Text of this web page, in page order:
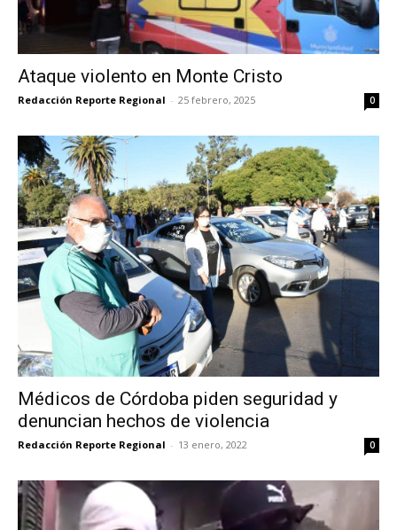
Ataque violento en Monte Cristo
Redacción Reporte Regional - 25 febrero, 2025 0
Médicos de Córdoba piden seguridad y
denuncian hechos de violencia
Redacción Reporte Regional - 13 enero, 2022 0